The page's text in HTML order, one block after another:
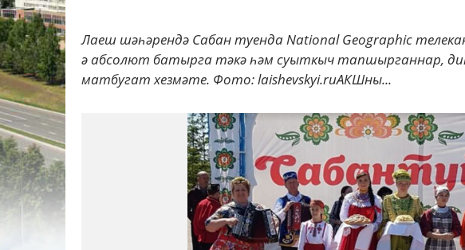
Лаеш шәһәрендә Сабан туенда National Geographiс
ә абсолют батырга тәкә һәм суыткыч тапшырганнар,
матбугат хезмәте. Фото: laishevskyi.ruАКШны...